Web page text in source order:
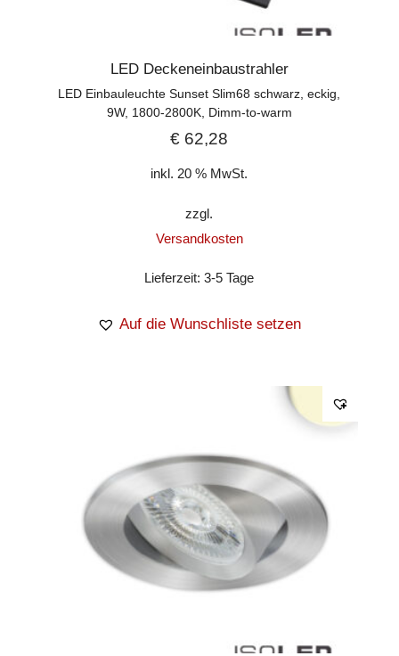
LED Deckeneinbaustrahler
LED Einbauleuchte Sunset Slim68 schwarz, eckig,
9W, 1800-2800K, Dimm-to-warm
€ 62,28
inkl. 20 % MwSt.
zzgl.
Versandkosten
Lieferzeit:3-5 Tage
Auf die Wunschliste setzen